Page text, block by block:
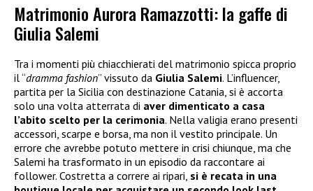
Matrimonio Aurora Ramazzotti: la gaffe di
Giulia Salemi
Tra i momenti più chiacchierati del matrimonio spicca proprio
il “dramma fashion” vissuto da Giulia Salemi. L’influencer,
partita per la Sicilia con destinazione Catania, si è accorta
solo una volta atterrata di aver dimenticato a casa
l’abito scelto per la cerimonia. Nella valigia erano presenti
accessori, scarpe e borsa, ma non il vestito principale. Un
errore che avrebbe potuto mettere in crisi chiunque, ma che
Salemi ha trasformato in un episodio da raccontare ai
follower. Costretta a correre ai ripari, si è recata in una